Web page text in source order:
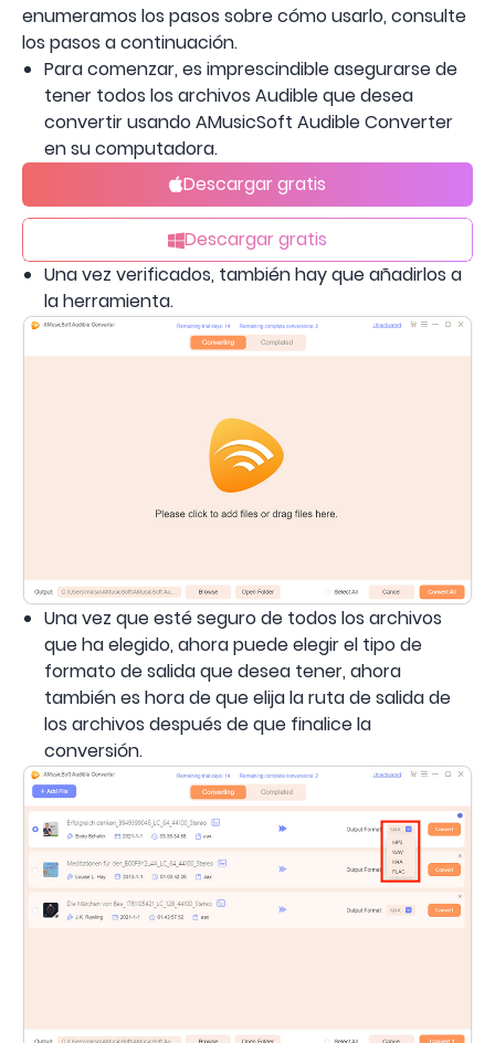
enumeramos los pasos sobre cómo usarlo, consulte
los pasos a continuación.
Para comenzar, es imprescindible asegurarse de
tener todos los archivos Audible que desea
convertir usando AMusicSoft Audible Converter
en su computadora.
Descargar gratis
Descargar gratis
Una vez verificados, también hay que añadirlos a
la herramienta.
Una vez que esté seguro de todos los archivos
que ha elegido, ahora puede elegir el tipo de
formato de salida que desea tener, ahora
también es hora de que elija la ruta de salida de
los archivos después de que finalice la
conversión.